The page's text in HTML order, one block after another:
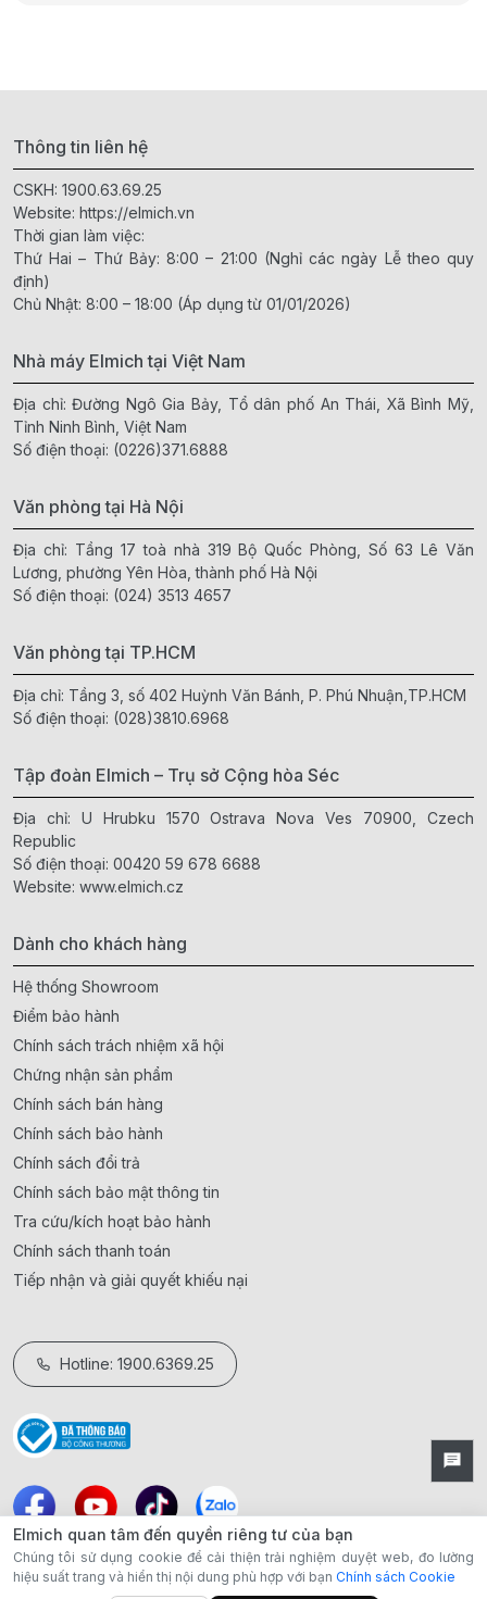
Thông tin liên hệ
CSKH: 1900.63.69.25
Website: https://elmich.vn
Thời gian làm việc:
Thứ Hai – Thứ Bảy: 8:00 – 21:00 (Nghỉ các ngày Lễ theo quy
định)
Chủ Nhật: 8:00 – 18:00 (Áp dụng từ 01/01/2026)
Nhà máy Elmich tại Việt Nam
Địa chỉ: Đường Ngô Gia Bảy, Tổ dân phố An Thái, Xã Bình Mỹ,
Tỉnh Ninh Bình, Việt Nam
Số điện thoại: (0226)371.6888
Văn phòng tại Hà Nội
Địa chỉ: Tầng 17 toà nhà 319 Bộ Quốc Phòng, Số 63 Lê Văn
Lương, phường Yên Hòa, thành phố Hà Nội
Số điện thoại: (024) 3513 4657
Văn phòng tại TP.HCM
Địa chỉ: Tầng 3, số 402 Huỳnh Văn Bánh, P. Phú Nhuận,TP.HCM
Số điện thoại: (028)3810.6968
Tập đoàn Elmich – Trụ sở Cộng hòa Séc
Địa chỉ: U Hrubku 1570 Ostrava Nova Ves 70900, Czech
Republic
Số điện thoại: 00420 59 678 6688
Website: www.elmich.cz
Dành cho khách hàng
Hệ thống Showroom
Điểm bảo hành
Chính sách trách nhiệm xã hội
Chứng nhận sản phẩm
Chính sách bán hàng
Chính sách bảo hành
Chính sách đổi trả
Chính sách bảo mật thông tin
Tra cứu/kích hoạt bảo hành
Chính sách thanh toán
Tiếp nhận và giải quyết khiếu nại
Hotline: 1900.6369.25
Elmich quan tâm đến quyền riêng tư của bạn
Chúng tôi sử dụng cookie để cải thiện trải nghiệm duyệt web, đo lường
hiệu suất trang và hiển thị nội dung phù hợp với bạn Chính sách Cookie